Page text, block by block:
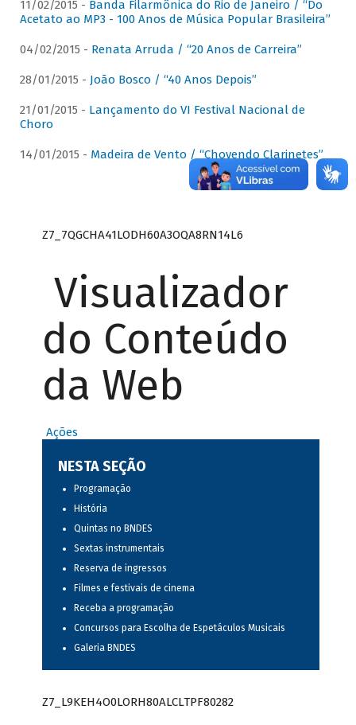
11/02/2015 - Banda Filarmônica do Rio de Janeiro / “Do
Acetato ao MP3 - 100 Anos de Música Popular Brasileira”
04/02/2015 - Renata Arruda / “20 Anos de Carreira”
28/01/2015 - João Bosco / “40 Anos Depois”
21/01/2015 - Lançamento do VI Festival Nacional de
Choro
14/01/2015 - Madeira de Vento / “Chovendo Clarinetes”
Z7_7QGCHA41LODH60A3OQA8RN14L6
Visualizador
do Conteúdo
da Web
Ações
NESTA SEÇÃO
Programação
História
Quintas no BNDES
Sextas instrumentais
Reserva de ingressos
Filmes e festivais de cinema
Receba a programação
Concursos para Escolha de Espetáculos Musicais
Galeria BNDES
Z7_L9KEH4O0LORH80ALCLTPF80282